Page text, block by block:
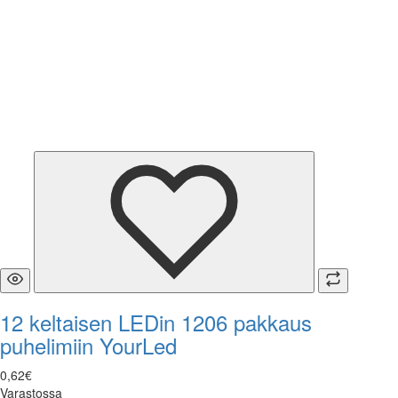
12 keltaisen LEDin 1206 pakkaus
puhelimiin YourLed
0,62€
Varastossa